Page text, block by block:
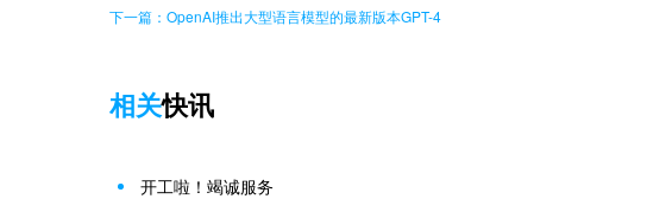
下一篇：OpenAI推出大型语言模型的最新版本GPT-4
相关快讯
开工啦！竭诚服务